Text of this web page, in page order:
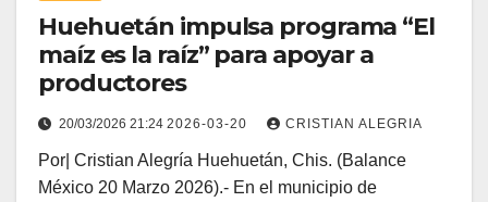
Huehuetán impulsa programa “El
maíz es la raíz” para apoyar a
productores
20/03/2026 21:24 2026-03-20 CRISTIAN ALEGRIA
Por| Cristian Alegría Huehuetán, Chis. (Balance
México 20 Marzo 2026).- En el municipio de